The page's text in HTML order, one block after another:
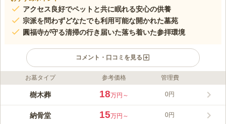
アクセス良好でペットと共に眠れる安心の供養
宗派を問わずどなたでも利用可能な開かれた墓苑
圓福寺が守る清掃の行き届いた落ち着いた参拝環境
コメント・口コミを見る
ライフドット編集部のコメント
「将来、お墓を管理する跡継ぎがいない」「家族に金銭的な負担
壽」では多様な供養の形をご提案しております。お寺が永代にわ
たって管理・供養を執り行うため、お掃除などの手間もかから
お墓タイプ 参考価格 管理費
樹木葬 18万円～ 0円
納骨堂 15万円～ 0円